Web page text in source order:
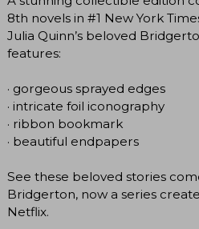
8th novels in #1 New York
Julia Quinn’s beloved
features:
· gorgeous sprayed edges
· intricate foil iconography
· ribbon bookmark
· beautiful endpapers
See these beloved stories
Bridgerton, now a series
Netflix.